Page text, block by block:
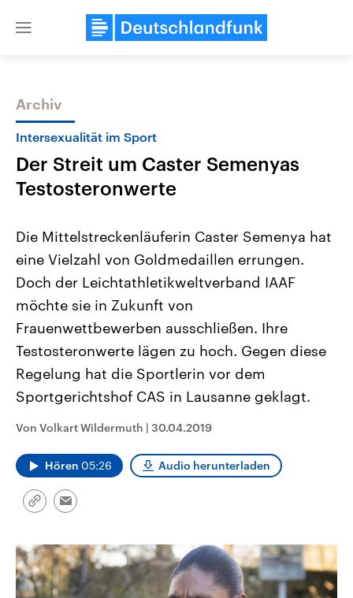
Close
Themen
Landtagswahl Sachsen-Anhalt
2026
Alle Informationen
Sachsen-Anhalt wählt am 6.
September 2026 einen neuen
Landtag. Seit 2021 wird das
Bundesland von einer Koalition aus
CDU, SPD und FDP regiert.-
Umfragen, Prognosen,
Wahlprogramme, aktuelle Berichte
und Hintergründe zu den Parteien
Wahl.
USA
Aktuelle Beiträge,
gehören die Vereinigten
den mächtigsten Ländern
mit großem Einfluss auf
aktuelle Weltgeschehen.
Sendungen Programm Podcasts
Archiv
Intersexualität im Sport
Der Streit um Caster Semenyas
Testosteronwerte
Die Mittelstreckenläuferin Caster Semenya hat
eine Vielzahl von Goldmedaillen errungen.
Doch der Leichtathletikweltverband IAAF
möchte sie in Zukunft von
Frauenwettbewerben ausschließen. Ihre
Testosteronwerte lägen zu hoch. Gegen diese
Regelung hat die Sportlerin vor dem
Sportgerichtshof CAS in Lausanne geklagt.
Von Volkart Wildermuth | 30.04.2019
Hören 05:26 Audio herunterladen
Link
Email